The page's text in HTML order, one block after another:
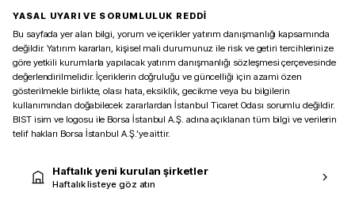
YASAL UYARI VE SORUMLULUK REDDİ
Bu sayfada yer alan bilgi, yorum ve içerikler yatırım danışmanlığı kapsamında
değildir. Yatırım kararları, kişisel mali durumunuz ile risk ve getiri tercihlerinize
göre yetkili kurumlarla yapılacak yatırım danışmanlığı sözleşmesi çerçevesinde
değerlendirilmelidir. İçeriklerin doğruluğu ve güncelliği için azami özen
gösterilmekle birlikte, olası hata, eksiklik, gecikme veya bu bilgilerin
kullanımından doğabilecek zararlardan İstanbul Ticaret Odası sorumlu değildir.
BIST isim ve logosu ile Borsa İstanbul A.Ş. adına açıklanan tüm bilgi ve verilerin
telif hakları Borsa İstanbul A.Ş.’ye aittir.
Haftalık yeni kurulan şirketler
Haftalık listeye göz atın